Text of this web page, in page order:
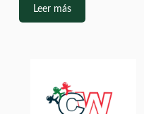
Leer más